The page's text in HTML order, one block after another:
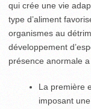
qui crée une vie
type d’aliment
organismes au
développement
présence anormale
La première
imposant